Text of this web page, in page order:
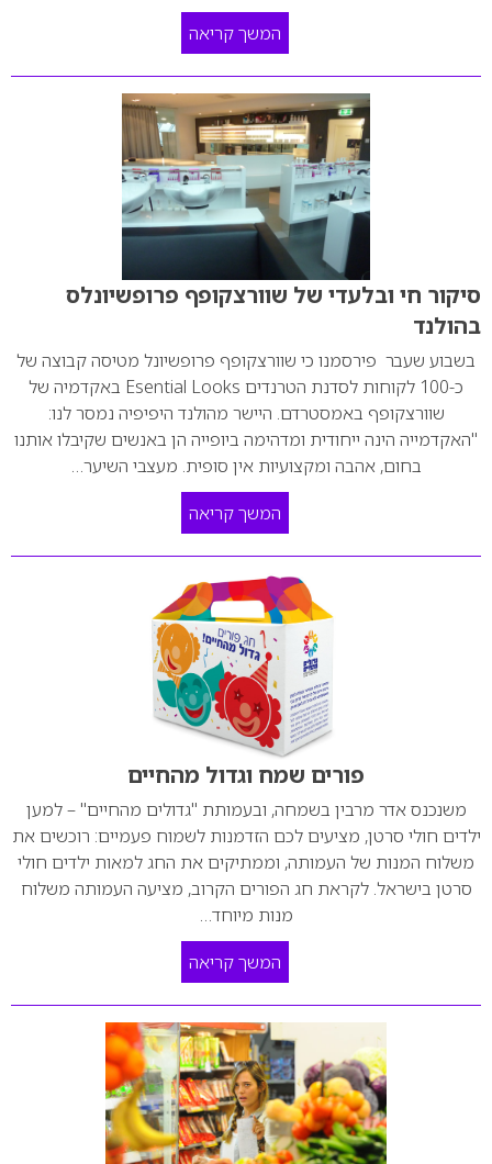
המשך קריאה
סיקור חי ובלעדי של שוורצקופף פרופשיונלס
בהולנד
בשבוע שעבר פירסמנו כי שוורצקופף פרופשיונל מטיסה קבוצה של
כ-100 לקוחות לסדנת הטרנדים Esential Looks באקדמיה של
שוורצקופף באמסטרדם. היישר מהולנד היפיפיה נמסר לנו:
"האקדמייה הינה ייחודית ומדהימה ביופייה הן באנשים שקיבלו אותנו
בחום, אהבה ומקצועיות אין סופית. מעצבי השיער…
המשך קריאה
פורים שמח וגדול מהחיים
משנכנס אדר מרבין בשמחה, ובעמותת "גדולים מהחיים" – למען
ילדים חולי סרטן, מציעים לכם הזדמנות לשמוח פעמיים: רוכשים את
משלוח המנות של העמותה, וממתיקים את החג למאות ילדים חולי
סרטן בישראל. לקראת חג הפורים הקרוב, מציעה העמותה משלוח
מנות מיוחד…
המשך קריאה